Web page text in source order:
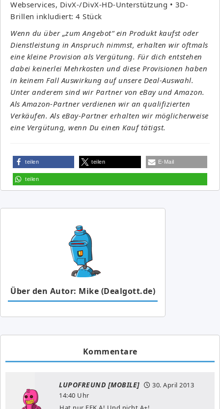
Webservices, DivX-/DivX-HD-Unterstützung • 3D-
Brillen inkludiert: 4 Stück
Wenn du über „zum Angebot“ ein Produkt kaufst oder
Dienstleistung in Anspruch nimmst, erhalten wir oftmals
eine kleine Provision als Vergütung. Für dich entstehen
dabei keinerlei Mehrkosten und diese Provisionen haben
in keinem Fall Auswirkung auf unsere Deal-Auswahl.
Unter anderem sind wir Partner von eBay und Amazon.
Als Amazon-Partner verdienen wir an qualifizierten
Verkäufen. Als eBay-Partner erhalten wir möglicherweise
eine Vergütung, wenn Du einen Kauf tätigst.
teilen teilen E-Mail
teilen
Über den Autor: Mike (Dealgott.de)
Kommentare
LUPOFREUND [MOBILE]
30. April 2013
14:40 Uhr